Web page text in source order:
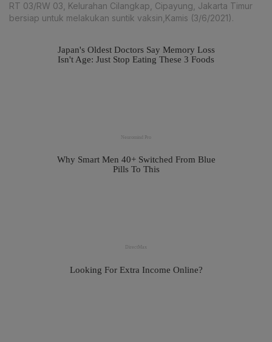
RT 03/RW 03, Kelurahan Cilangkap, Cipayung, Jakarta Timur
bersiap untuk melakukan suntik vaksin,Kamis (3/6/2021).